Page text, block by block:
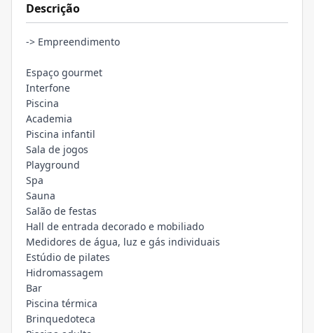
Descrição
-> Empreendimento
Espaço gourmet
Interfone
Piscina
Academia
Piscina infantil
Sala de jogos
Playground
Spa
Sauna
Salão de festas
Hall de entrada decorado e mobiliado
Medidores de água, luz e gás individuais
Estúdio de pilates
Hidromassagem
Bar
Piscina térmica
Brinquedoteca